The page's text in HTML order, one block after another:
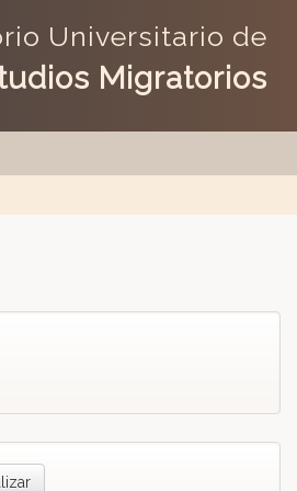
Universitario de
Migratorios